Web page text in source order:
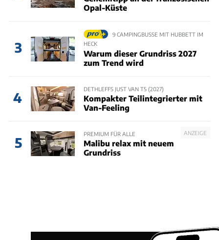
Opal-Küste
3
9 CAMPINGBUSSE MIT HUBBETT IM
HECK
Warum dieser Grundriss 2027
zum Trend wird
4
DETHLEFFS JUST VAN T5 (2027)
Kompakter Teilintegrierter mit
Van-Feeling
5
ANZEIGE
PREMIUM FÜR ALLE
Malibu relax mit neuem
Grundriss